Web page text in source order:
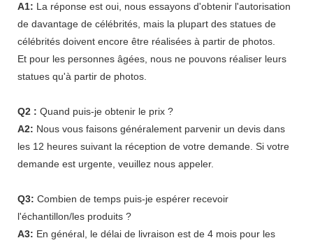
A1: La réponse est oui, nous essayons d'obtenir l'autorisation
de davantage de célébrités, mais la plupart des statues de
célébrités doivent encore être réalisées à partir de photos.
Et pour les personnes âgées, nous ne pouvons réaliser leurs
statues qu'à partir de photos.
Q2 : Quand puis-je obtenir le prix ?
A2: Nous vous faisons généralement parvenir un devis dans
les 12 heures suivant la réception de votre demande. Si votre
demande est urgente, veuillez nous appeler.
Q3: Combien de temps puis-je espérer recevoir
l'échantillon/les produits ?
A3: En général, le délai de livraison est de 4 mois pour les